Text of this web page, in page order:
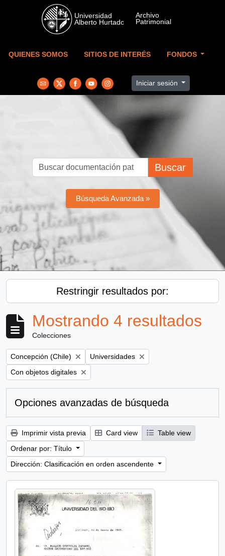
Skip to main content
QUIENES SOMOS SITIOS DE INTERÉS FONDOS
Iniciar sesión
Buscar
Búsqueda Avanzada »
Restringir resultados por:
Mostrando 4 resultados
Colecciones
Remove filter:
Concepción (Chile) Remove filter:
Universidades
Remove filter:
Con objetos digitales
Opciones avanzadas de búsqueda
Imprimir vista previa Card view
Table view
Ordenar por: Título
Dirección: Clasificación en orden ascendente